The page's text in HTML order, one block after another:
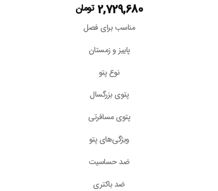
2,729,680 تومان
مناسب برای فصل
پاییز و زمستان
نوع پتو
پتوی بزرگسال
پتوی مسافرتی
ویژگی‌های پتو
ضد حساسیت
ضد باکتری